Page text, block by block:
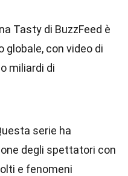
Tasty di BuzzFeed è
con video di
miliardi di
serie ha
degli spettatori con
e fenomeni